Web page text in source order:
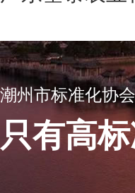
潮州市标准化协会
只有高